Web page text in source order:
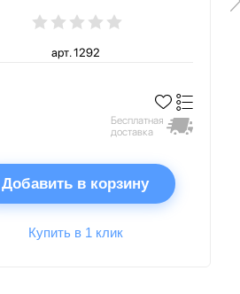
арт. 1292
Бесплатная
доставка
Добавить в корзину
Купить в 1 клик